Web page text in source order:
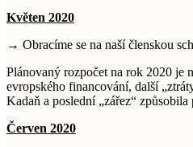
Květen 2020
→ Obracíme se na naší členskou
Plánovaný rozpočet na rok 2020 je
evropského financování, další
Kadaň a poslední „zářez“ způsobila
Červen 2020